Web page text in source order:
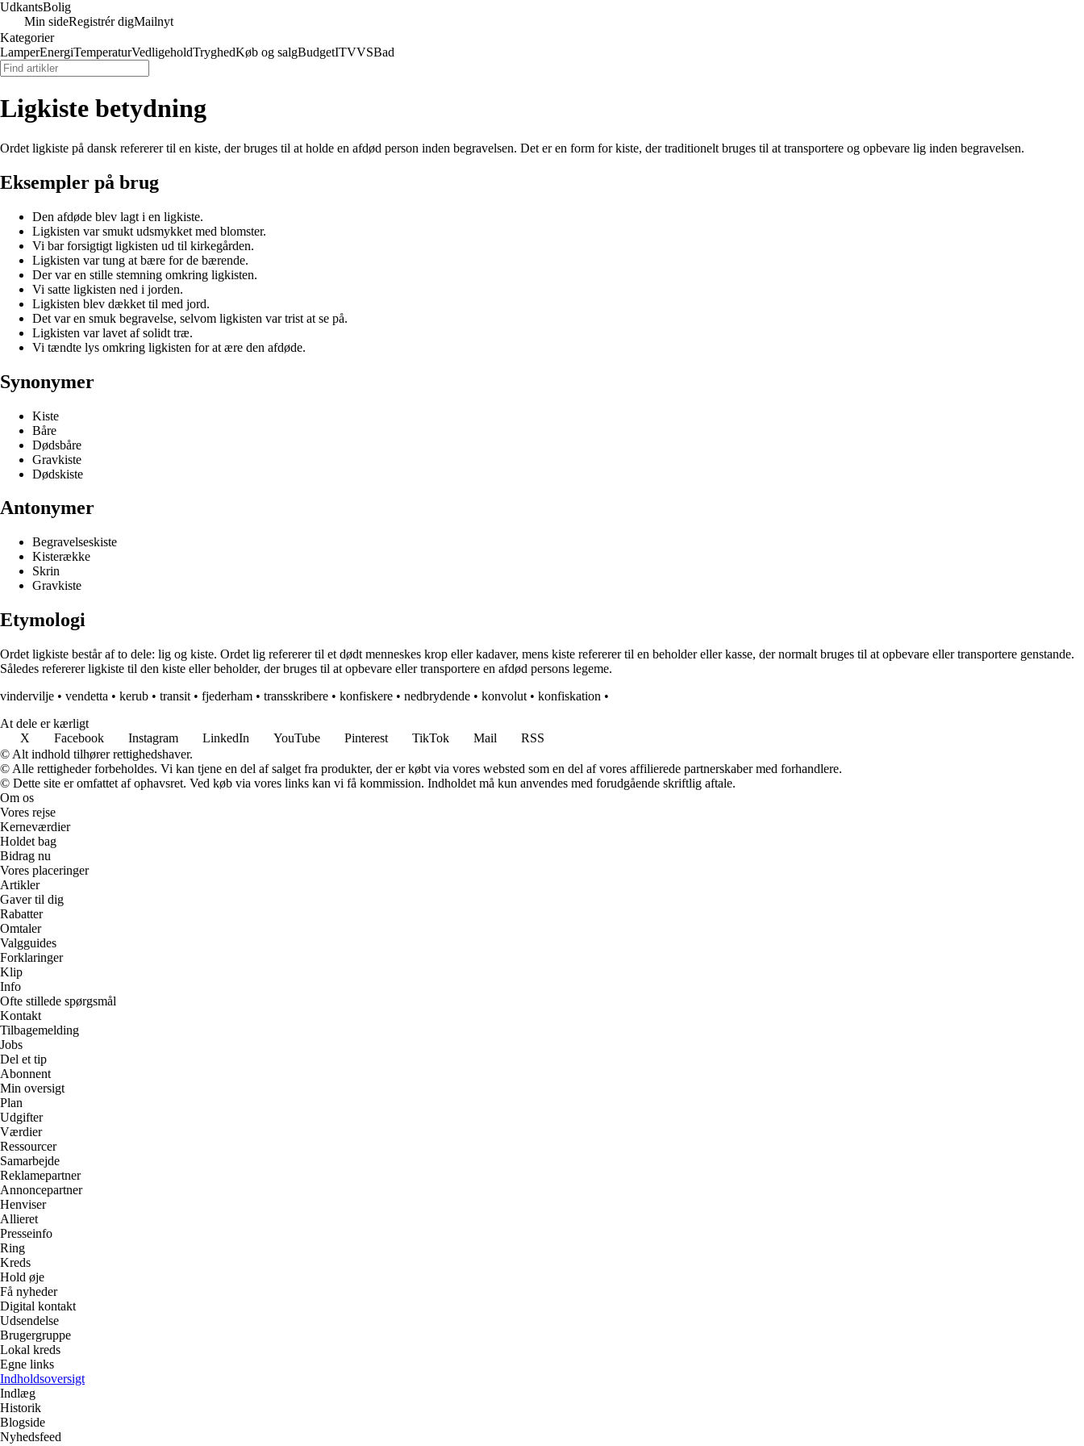
UdkantsBolig
Min sideRegistrér digMailnyt
Kategorier
LamperEnergiTemperaturVedligeholdTryghedKøb og salgBudgetITVVSBad
Ligkiste betydning
Ordet ligkiste på dansk refererer til en kiste, der bruges til at holde en afdød person inden begravelsen. Det er en form for kiste, der traditionelt bruges til at transportere og opbevare lig inden begravelsen.
Eksempler på brug
Den afdøde blev lagt i en ligkiste.
Ligkisten var smukt udsmykket med blomster.
Vi bar forsigtigt ligkisten ud til kirkegården.
Ligkisten var tung at bære for de bærende.
Der var en stille stemning omkring ligkisten.
Vi satte ligkisten ned i jorden.
Ligkisten blev dækket til med jord.
Det var en smuk begravelse, selvom ligkisten var trist at se på.
Ligkisten var lavet af solidt træ.
Vi tændte lys omkring ligkisten for at ære den afdøde.
Synonymer
Kiste
Båre
Dødsbåre
Gravkiste
Dødskiste
Antonymer
Begravelseskiste
Kisterække
Skrin
Gravkiste
Etymologi
Ordet ligkiste består af to dele: lig og kiste. Ordet lig refererer til et dødt menneskes krop eller kadaver, mens kiste refererer til en beholder eller kasse, der normalt bruges til at opbevare eller transportere genstande.
Således refererer ligkiste til den kiste eller beholder, der bruges til at opbevare eller transportere en afdød persons legeme.
vindervilje • vendetta • kerub • transit • fjederham • transskribere • konfiskere • nedbrydende • konvolut • konfiskation •
At dele er kærligt
X
Facebook Instagram LinkedIn YouTube Pinterest TikTok Mail
RSS
© Alt indhold tilhører rettighedshaver.
© Alle rettigheder forbeholdes. Vi kan tjene en del af salget fra produkter, der er købt via vores websted som en del af vores affilierede partnerskaber med forhandlere.
© Dette site er omfattet af ophavsret. Ved køb via vores links kan vi få kommission. Indholdet må kun anvendes med forudgående skriftlig aftale.
Om os
Vores rejse
Kerneværdier
Holdet bag
Bidrag nu
Vores placeringer
Artikler
Gaver til dig
Rabatter
Omtaler
Valgguides
Forklaringer
Klip
Info
Ofte stillede spørgsmål
Kontakt
Tilbagemelding
Jobs
Del et tip
Abonnent
Min oversigt
Plan
Udgifter
Værdier
Ressourcer
Samarbejde
Reklamepartner
Annoncepartner
Henviser
Allieret
Presseinfo
Ring
Kreds
Hold øje
Få nyheder
Digital kontakt
Udsendelse
Brugergruppe
Lokal kreds
Egne links
Indholdsoversigt
Indlæg
Historik
Blogside
Nyhedsfeed